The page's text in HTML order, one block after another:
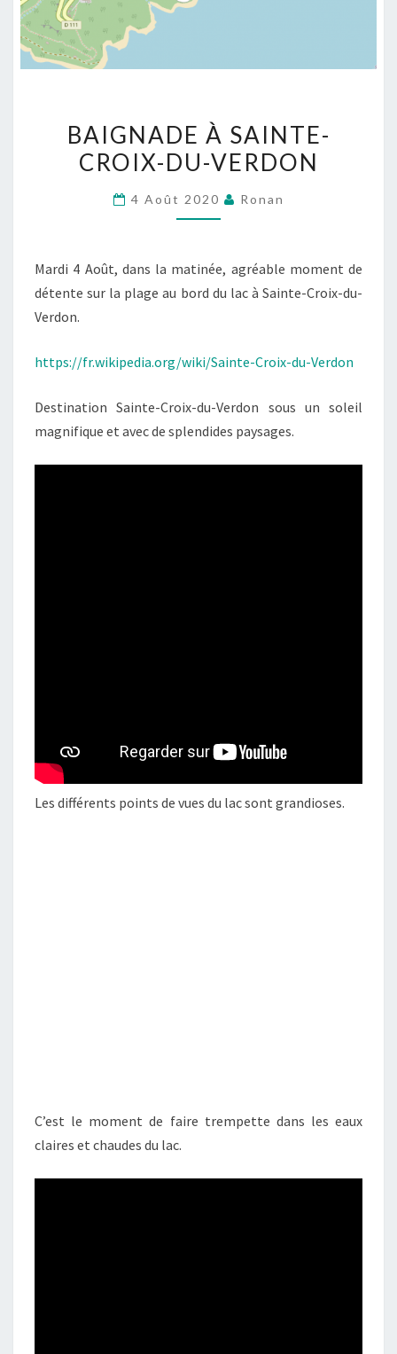
À
SAINTE-
DU-
BAIGNADE À SAINTE-
CROIX-DU-VERDON
4 Août 2020 Ronan
Mardi 4 Août, dans la matinée, agréable moment de
détente sur la plage au bord du lac à Sainte-Croix-du-
Verdon.
https://fr.wikipedia.org/wiki/Sainte-Croix-du-Verdon
Destination Sainte-Croix-du-Verdon sous un soleil
magnifique et avec de splendides paysages.
Les différents points de vues du lac sont grandioses.
C’est le moment de faire trempette dans les eaux
claires et chaudes du lac.